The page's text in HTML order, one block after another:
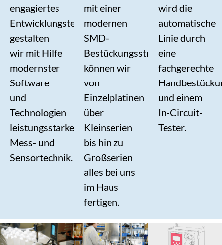
engagiertes
Entwicklungsteam
gestalten
wir mit Hilfe
modernster
Software
und
Technologien
leistungsstarke
Mess- und
Sensortechnik.
mit einer
modernen
SMD-
Bestückungsstraße
können wir
von
Einzelplatinen
über
Kleinserien
bis hin zu
Großserien
alles bei uns
im Haus
fertigen.
wird die
automatische
Linie durch
eine
fachgerechte
und einem
In-Circuit-
Tester.